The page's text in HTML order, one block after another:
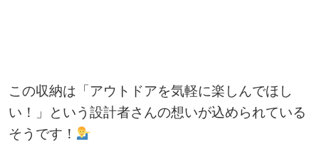
この収納は「アウトドアを気軽に楽しんでほし
い！」という設計者さんの想いが込められている
そうです！